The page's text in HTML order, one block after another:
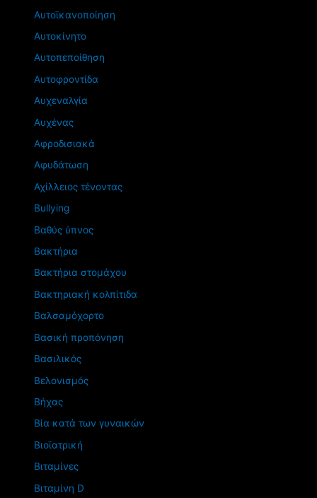
Αυτοϊκανοποίηση
Αυτοκίνητο
Αυτοπεποίθηση
Αυτοφροντίδα
Αυχεναλγία
Αυχένας
Αφροδισιακά
Αφυδάτωση
Αχίλλειος τένοντας
Βullying
Βαθύς ύπνος
Βακτήρια
Βακτήρια στομάχου
Βακτηριακή κολπίτιδα
Βαλσαμόχορτο
Βασική προπόνηση
Βασιλικός
Βελονισμός
Βήχας
Βία κατά των γυναικών
Βιοϊατρική
Βιταμίνες
Βιταμίνη D